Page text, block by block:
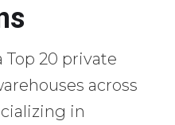
Top 20 private
across
in